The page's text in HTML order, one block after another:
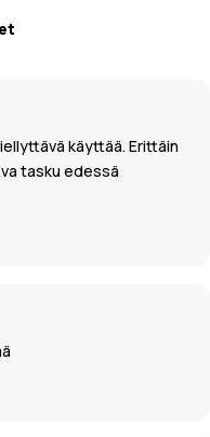
käyttää. Erittäin
tasku edessä